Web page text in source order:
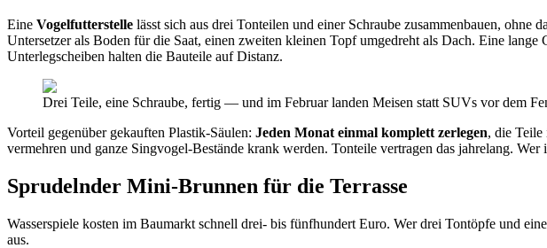
Eine Vogelfutterstelle lässt sich aus drei Tonteilen und einer Schraube zusammenbauen, ohne
Untersetzer als Boden für die Saat, einen zweiten kleinen Topf umgedreht als Dach. Eine
Unterlegscheiben halten die Bauteile auf Distanz.
Drei Teile, eine Schraube, fertig — und im Februar landen Meisen statt SUVs vor dem
Vorteil gegenüber gekauften Plastik-Säulen: Jeden Monat einmal komplett zerlegen, die Teile
vermehren und ganze Singvogel-Bestände krank werden. Tonteile vertragen das jahrelang.
Sprudelnder Mini-Brunnen für die Terrasse
Wasserspiele kosten im Baumarkt schnell drei- bis fünfhundert Euro. Wer drei Tontöpfe und
aus.